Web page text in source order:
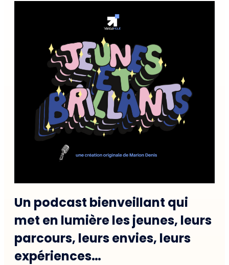
Un podcast bienveillant qui
met en lumière les jeunes, leurs
parcours, leurs envies, leurs
expériences…